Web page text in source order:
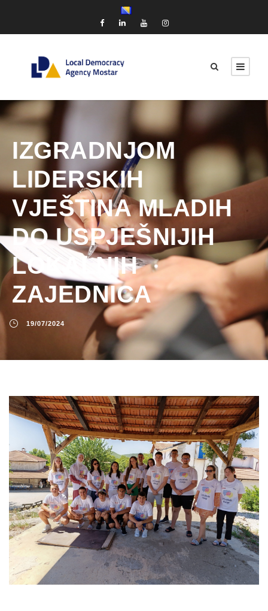
IZGRADNJOM
LIDERSKIH
VJEŠTINA MLADIH
DO USPJEŠNIJIH
LOKALNIH
ZAJEDNICA
19/07/2024